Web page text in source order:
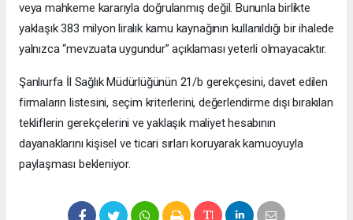
veya mahkeme kararıyla doğrulanmış değil. Bununla birlikte
yaklaşık 383 milyon liralık kamu kaynağının kullanıldığı bir ihalede
yalnızca “mevzuata uygundur” açıklaması yeterli olmayacaktır.
Şanlıurfa İl Sağlık Müdürlüğünün 21/b gerekçesini, davet edilen
firmaların listesini, seçim kriterlerini, değerlendirme dışı bırakılan
tekliflerin gerekçelerini ve yaklaşık maliyet hesabının
dayanaklarını kişisel ve ticari sırları koruyarak kamuoyuyla
paylaşması bekleniyor.